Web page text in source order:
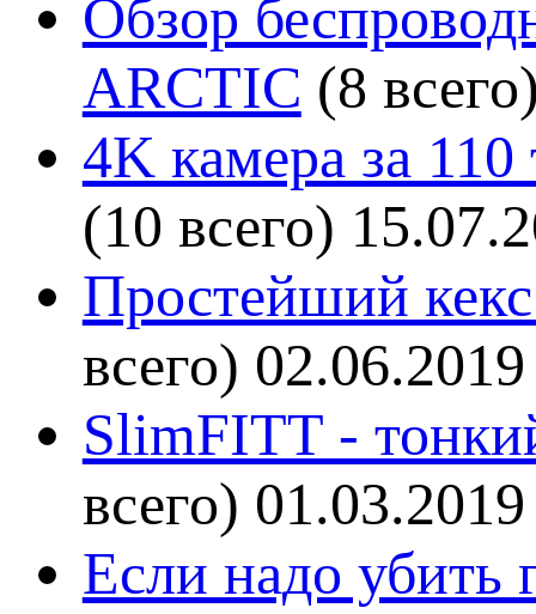
Обзор
ARCTIC (8
4K камера за
(10 всего)
Простейший кекс
всего) 02.06.2019
SlimFITT -
всего) 01.03.2019
Если надо убить